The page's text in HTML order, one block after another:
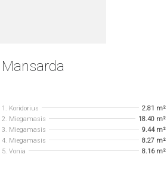
Mansarda
1. Koridorius
2.81 m²
2. Miegamasis
18.40 m²
3. Miegamasis
9.44 m²
4. Miegamasis
8.27 m²
5. Vonia
8.16 m²